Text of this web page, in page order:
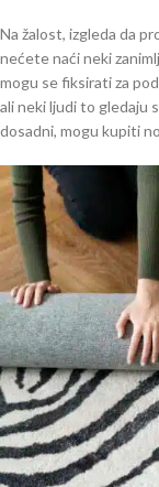
Na žalost, izgleda da
nećete naći neki
mogu se fiksirati za
ali neki ljudi to gledaju
dosadni, mogu kupiti